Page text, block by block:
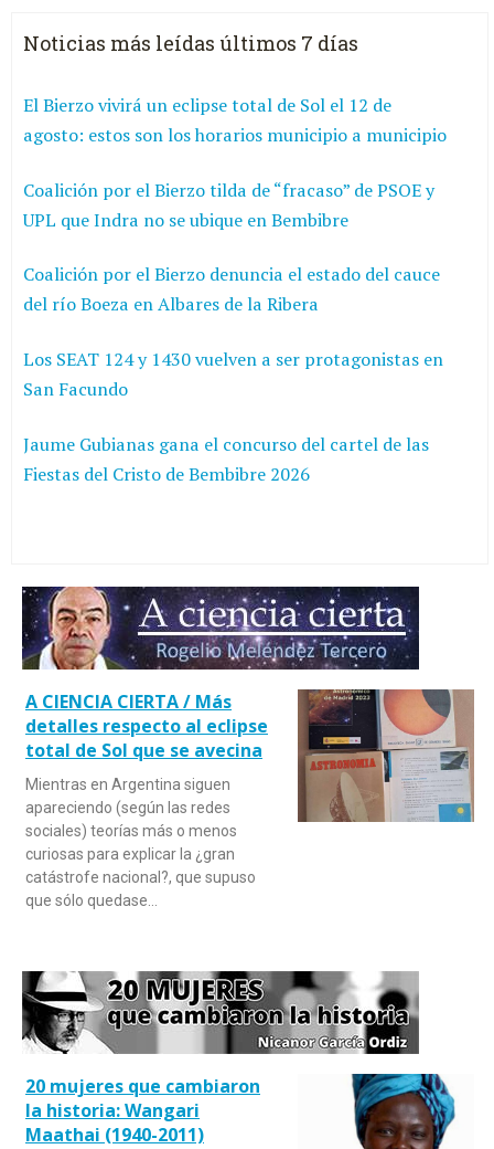
Noticias más leídas últimos 7 días
El Bierzo vivirá un eclipse total de Sol el 12 de
agosto: estos son los horarios municipio a municipio
Coalición por el Bierzo tilda de “fracaso” de PSOE y
UPL que Indra no se ubique en Bembibre
Coalición por el Bierzo denuncia el estado del cauce
del río Boeza en Albares de la Ribera
Los SEAT 124 y 1430 vuelven a ser protagonistas en
San Facundo
Jaume Gubianas gana el concurso del cartel de las
Fiestas del Cristo de Bembibre 2026
A CIENCIA CIERTA / Más
detalles respecto al eclipse
total de Sol que se avecina
Mientras en Argentina siguen
apareciendo (según las redes
sociales) teorías más o menos
curiosas para explicar la ¿gran
catástrofe nacional?, que supuso
que sólo quedase…
20 mujeres que cambiaron
la historia: Wangari
Maathai (1940-2011)